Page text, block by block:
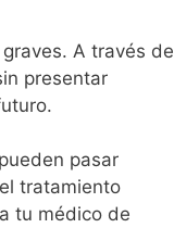
A través de
presentar
pasar
tratamiento
tu médico de